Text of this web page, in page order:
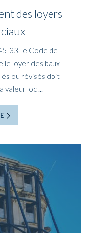
des loyers
33, le Code de
le loyer des baux
ou révisés doit
valeur loc ...